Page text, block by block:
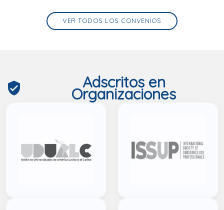
VER TODOS LOS CONVENIOS
verified_user Adscritos en
Organizaciones